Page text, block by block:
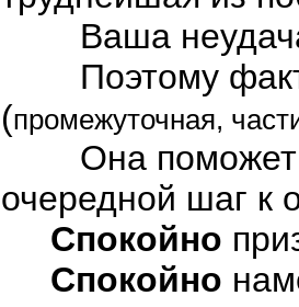
Ваша неудача
Поэтому
(промежуточная,
Она поможет
очередной шаг к
Спокойно
Спокойно